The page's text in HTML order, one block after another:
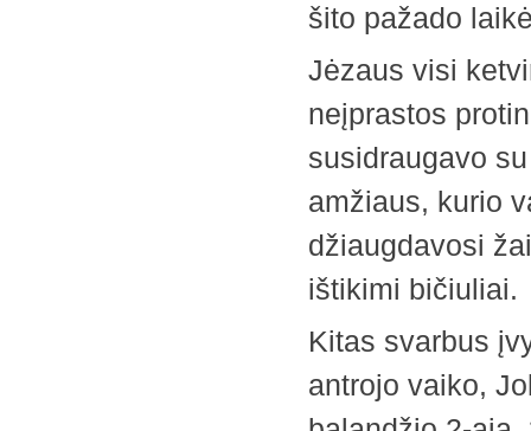
šito pažado
Jėzaus visi
neįprastos
susidraugavo
amžiaus, kurio
džiaugdavosi
ištikimi bičiuliai.
Kitas svarbus
antrojo vaiko,